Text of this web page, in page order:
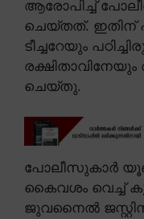
ആരോപിച്ച്
ചെയ്തത്. ഇതിന്
ടീച്ചറേയും
ചെയ്തു.
പോലീസുകാർ
കൈവശം വെച്ച്
ജുവനൈൽ ജസ്റ്റിസ്